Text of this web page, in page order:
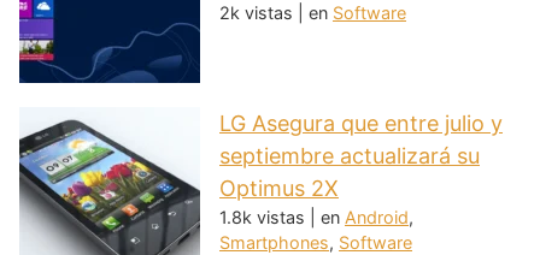
2k vistas en Software
LG Asegura que entre julio y
septiembre actualizará su
Optimus 2X
1.8k vistas en Android,
Smartphones, Software